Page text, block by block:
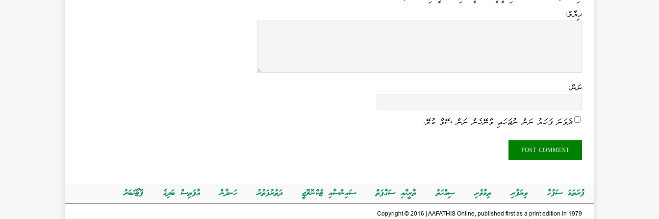
ޚިޔާލު:
ނަން:
ދެވަނަ ފަހަރު ނަން ނުޖަހައި ވާނޭހެން ނަން ސޭވް ކުރޭ.
ފުރަތަމަ ސަފުހާ ވިޔަފާރި ތިމާވެށި ޞިއްޙަތު ތާރީޚާއި ސަގާފަތް ސައިންސާއި ޓެކްނޮލޮޖީ ދަތުރުފަތުރު ހަނދާން އާފަތިސް ބަދިގެ ފޮޓޯޚަބަރު
Copyright © 2016 | AAFATHIS Online, published first as a print edition in 1979